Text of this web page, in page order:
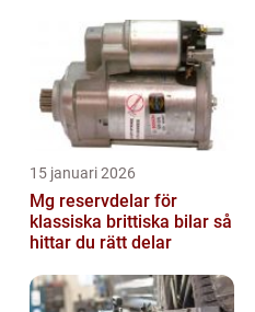
15 januari 2026
Mg reservdelar för
klassiska brittiska bilar så
hittar du rätt delar